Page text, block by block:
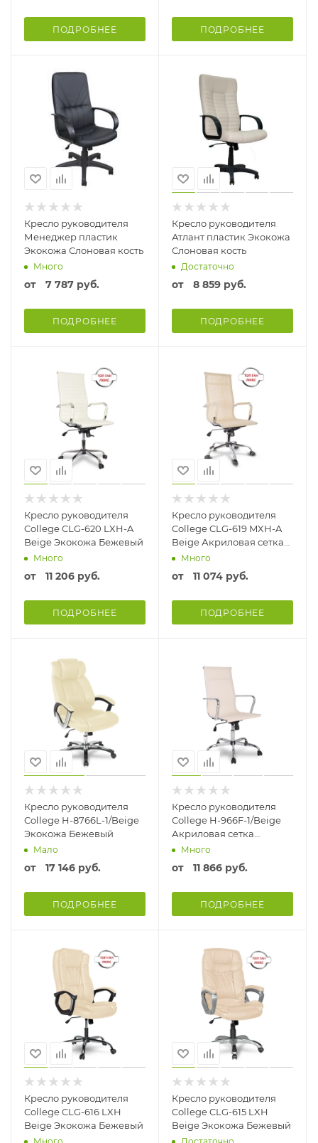
ПОДРОБНЕЕ ПОДРОБНЕЕ
Кресло руководителя
Менеджер пластик
Экокожа Слоновая кость
Много
от 7 787 руб.
ПОДРОБНЕЕ
Кресло руководителя
Атлант пластик Экокожа
Слоновая кость
Достаточно
от 8 859 руб.
ПОДРОБНЕЕ
Кресло руководителя
College CLG-620 LXH-A
Beige Экокожа Бежевый
Много
от 11 206 руб.
ПОДРОБНЕЕ
Кресло руководителя
College CLG-619 MXH-A
Beige Акриловая сетка
Бежевый
Много
от 11 074 руб.
ПОДРОБНЕЕ
Кресло руководителя
College H-8766L-1/Beige
Экокожа Бежевый
Мало
от 17 146 руб.
ПОДРОБНЕЕ
Кресло руководителя
College H-966F-1/Beige
Акриловая сетка
Бежевый
Много
от 11 866 руб.
ПОДРОБНЕЕ
Кресло руководителя
College CLG-616 LXH
Beige Экокожа Бежевый
Кресло руководителя
College CLG-615 LXH
Beige Экокожа Бежевый